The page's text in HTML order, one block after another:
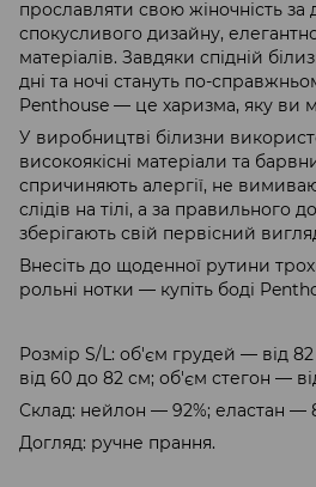
прославляти свою жіночність
спокусливого дизайну,
матеріалів. Завдяки спідній
дні та ночі стануть по-
Penthouse — це харизма, яку ви
У виробництві білизни
високоякісні матеріали та
спричиняють алергії, не
слідів на тілі, а за правильного
зберігають свій первісний
Внесіть до щоденної рутини
рольні нотки — купіть боді
Розмір S/L: об'єм грудей — від
від 60 до 82 см; об'єм стегон —
Склад: нейлон — 92%; еластан —
Догляд: ручне прання.